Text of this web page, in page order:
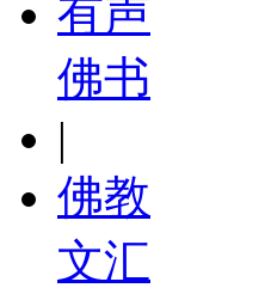
有声
佛书
|
佛教
文汇